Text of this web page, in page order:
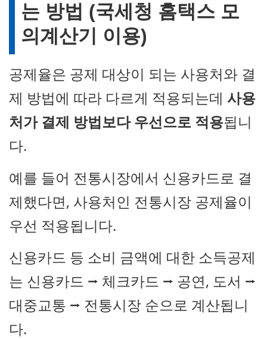
는 방법 (국세청 홈택스 모
의계산기 이용)
공제율은 공제 대상이 되는 사용처와 결
제 방법에 따라 다르게 적용되는데 사용
처가 결제 방법보다 우선으로 적용됩니
다.
예를 들어 전통시장에서 신용카드로 결
제했다면, 사용처인 전통시장 공제율이
우선 적용됩니다.
신용카드 등 소비 금액에 대한 소득공제
는 신용카드 ⭢ 체크카드 ⭢ 공연, 도서 ⭢
대중교통 ⭢ 전통시장 순으로 계산됩니
다.